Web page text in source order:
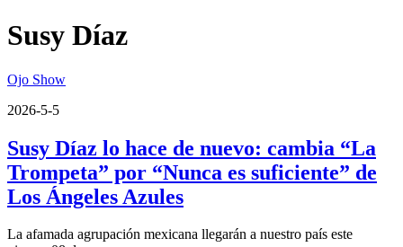
Susy Díaz
Ojo Show
2026-5-5
Susy Díaz lo hace de nuevo: cambia “La
Trompeta” por “Nunca es suficiente” de
Los Ángeles Azules
La afamada agrupación mexicana llegarán a nuestro país este